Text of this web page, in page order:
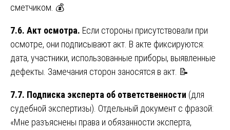
сметчиком. 💰
7.6. Акт осмотра. Если стороны присутствовали при
осмотре, они подписывают акт. В акте фиксируются:
дата, участники, использованные приборы, выявленные
дефекты. Замечания сторон заносятся в акт. 📝
7.7. Подписка эксперта об ответственности (для
судебной экспертизы). Отдельный документ с фразой:
«Мне разъяснены права и обязанности эксперта,